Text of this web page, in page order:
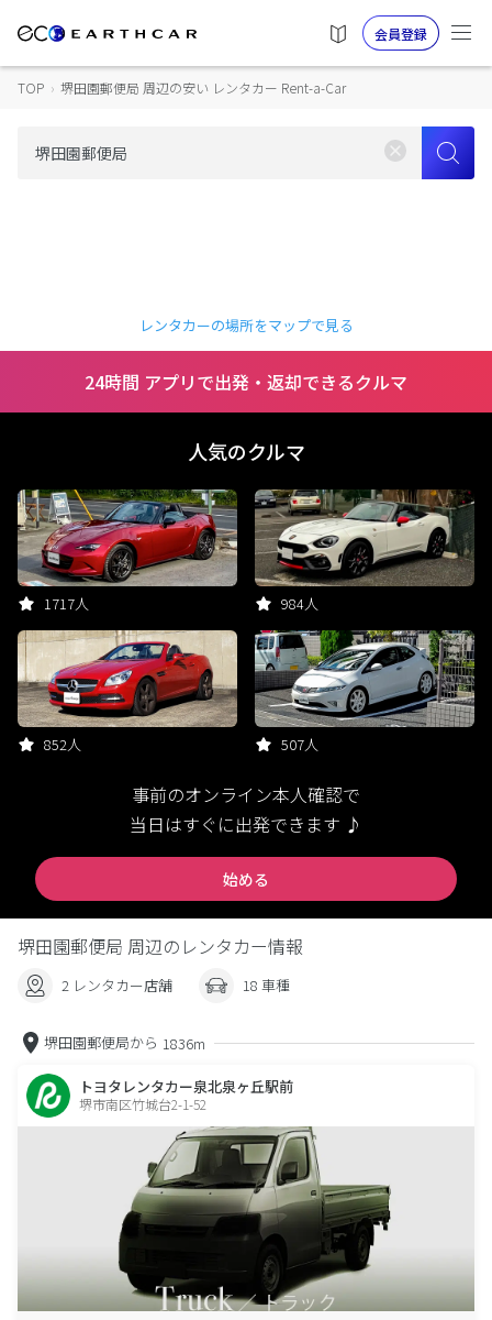
会員登録
TOP › 堺田園郵便局 周辺の安い レンタカー Rent-a-Car
レンタカーの場所をマップで見る
24時間 アプリで出発・返却できるクルマ
人気のクルマ
1717人 984人
852人 507人
事前のオンライン本人確認で
当日はすぐに出発できます ♪
始める
堺田園郵便局 周辺のレンタカー情報
2 レンタカー店舗 18 車種
堺田園郵便局から 1836m
トヨタレンタカー泉北泉ヶ丘駅前
堺市南区竹城台2-1-52